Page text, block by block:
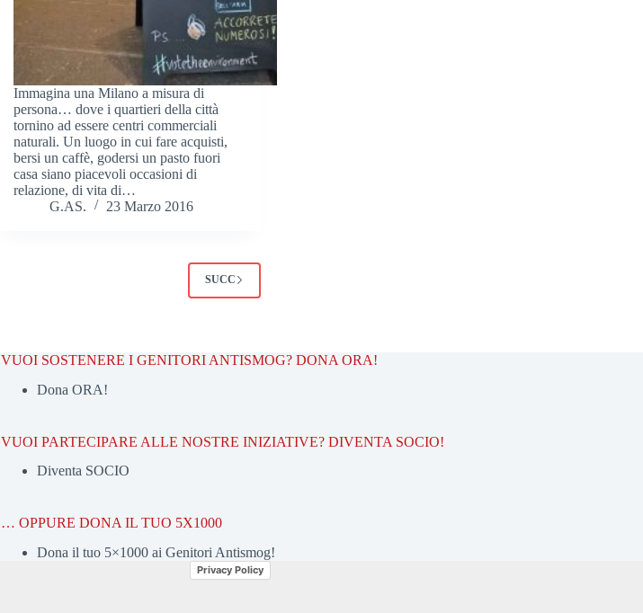
Immagina una Milano a misura di
persona… dove i quartieri della città
tornino ad essere centri commerciali
naturali. Un luogo in cui fare acquisti,
bersi un caffè, godersi un pasto fuori
casa siano piacevoli occasioni di
relazione, di vita di…
G.AS.
23 Marzo 2016
SUCC
VUOI SOSTENERE I GENITORI ANTISMOG? DONA ORA!
Dona ORA!
VUOI PARTECIPARE ALLE NOSTRE INIZIATIVE? DIVENTA SOCIO!
Diventa SOCIO
… OPPURE DONA IL TUO 5X1000
Dona il tuo 5×1000 ai Genitori Antismog!
Privacy Policy